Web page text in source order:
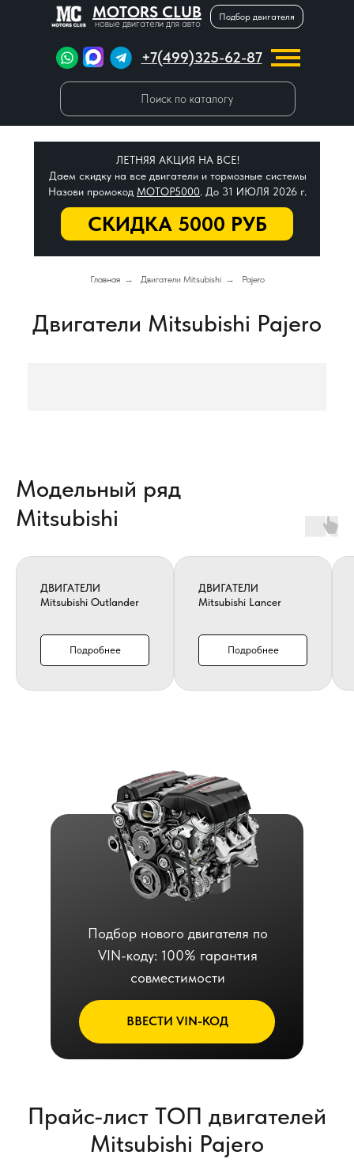
MOTORS CLUB
новые двигатели для авто
Подбор двигателя
+7(499)325-62-87
Поиск по каталогу
СКИДКА 5000 РУБ
ЛЕТНЯЯ АКЦИЯ НА ВСЕ!
Даем скидку на все двигатели и тормозные системы
Назови промокод МОТОР5000. До 31 ИЮЛЯ 2026 г.
Главная → Двигатели Mitsubishi → Pajero
Двигатели Mitsubishi Pajero
Модельный ряд
Mitsubishi
ДВИГАТЕЛИ
Mitsubishi Outlander
Подробнее
ДВИГАТЕЛИ
Mitsubishi Lancer
Подробнее
ВВЕСТИ VIN-КОД
Подбор нового двигателя по
VIN-коду: 100% гарантия
совместимости
Прайс-лист ТОП двигателей
Mitsubishi Pajero